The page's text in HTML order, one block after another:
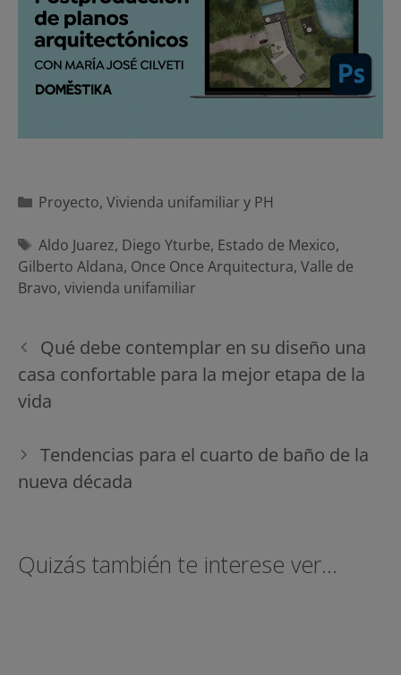
Categorías
Proyecto, Vivienda unifamiliar y PH
Etiquetas
Aldo Juarez, Diego Yturbe, Estado de Mexico,
Gilberto Aldana, Once Once Arquitectura, Valle de
Bravo, vivienda unifamiliar
Navegación
entradas
Qué debe contemplar en su diseño una
casa confortable para la mejor etapa de la
vida
Tendencias para el cuarto de baño de la
nueva década
Quizás también te interese ver...